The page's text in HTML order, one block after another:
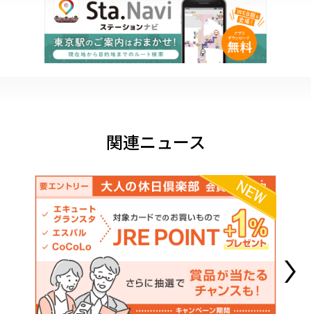
関連ニュース